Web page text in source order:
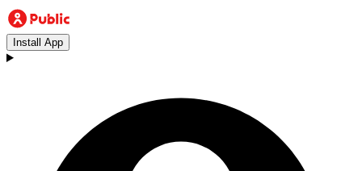
Install App